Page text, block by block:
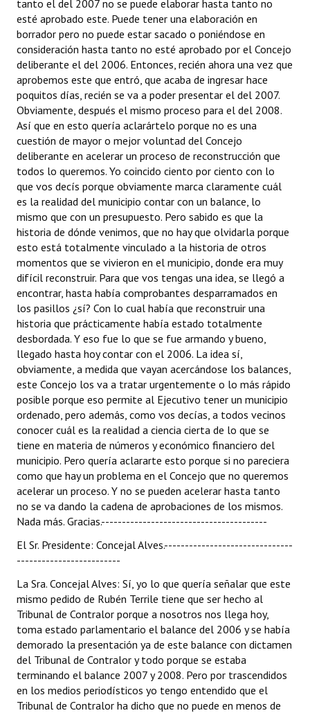
tanto el del 2007 no se puede elaborar hasta tanto no
esté aprobado este. Puede tener una elaboración en
borrador pero no puede estar sacado o poniéndose en
consideración hasta tanto no esté aprobado por el Concejo
deliberante el del 2006. Entonces, recién ahora una vez que
aprobemos este que entró, que acaba de ingresar hace
poquitos días, recién se va a poder presentar el del 2007.
Obviamente, después el mismo proceso para el del 2008.
Así que en esto quería aclarártelo porque no es una
cuestión de mayor o mejor voluntad del Concejo
deliberante en acelerar un proceso de reconstrucción que
todos lo queremos. Yo coincido ciento por ciento con lo
que vos decís porque obviamente marca claramente cuál
es la realidad del municipio contar con un balance, lo
mismo que con un presupuesto. Pero sabido es que la
historia de dónde venimos, que no hay que olvidarla porque
esto está totalmente vinculado a la historia de otros
momentos que se vivieron en el municipio, donde era muy
difícil reconstruir. Para que vos tengas una idea, se llegó a
encontrar, hasta había comprobantes desparramados en
los pasillos ¿sí? Con lo cual había que reconstruir una
historia que prácticamente había estado totalmente
desbordada. Y eso fue lo que se fue armando y bueno,
llegado hasta hoy contar con el 2006. La idea sí,
obviamente, a medida que vayan acercándose los balances,
este Concejo los va a tratar urgentemente o lo más rápido
posible porque eso permite al Ejecutivo tener un municipio
ordenado, pero además, como vos decías, a todos vecinos
conocer cuál es la realidad a ciencia cierta de lo que se
tiene en materia de números y económico financiero del
municipio. Pero quería aclararte esto porque si no pareciera
como que hay un problema en el Concejo que no queremos
acelerar un proceso. Y no se pueden acelerar hasta tanto
no se va dando la cadena de aprobaciones de los mismos.
Nada más. Gracias.----------------------------------------
El Sr. Presidente: Concejal Alves.-------------------------------
-------------------------
La Sra. Concejal Alves: Sí, yo lo que quería señalar que este
mismo pedido de Rubén Terrile tiene que ser hecho al
Tribunal de Contralor porque a nosotros nos llega hoy,
toma estado parlamentario el balance del 2006 y se había
demorado la presentación ya de este balance con dictamen
del Tribunal de Contralor y todo porque se estaba
terminando el balance 2007 y 2008. Pero por trascendidos
en los medios periodísticos yo tengo entendido que el
Tribunal de Contralor ha dicho que no puede en menos de